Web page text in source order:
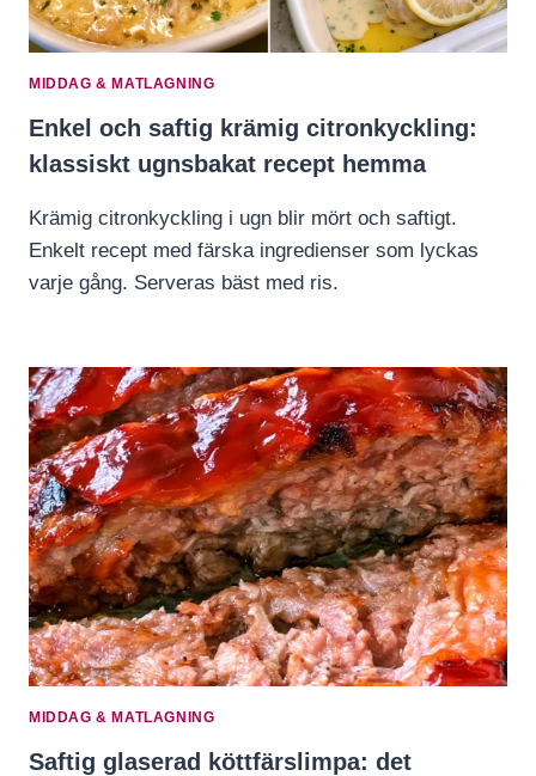
MIDDAG & MATLAGNING
Enkel och saftig krämig citronkyckling:
klassiskt ugnsbakat recept hemma
Krämig citronkyckling i ugn blir mört och saftigt.
Enkelt recept med färska ingredienser som lyckas
varje gång. Serveras bäst med ris.
MIDDAG & MATLAGNING
Saftig glaserad köttfärslimpa: det